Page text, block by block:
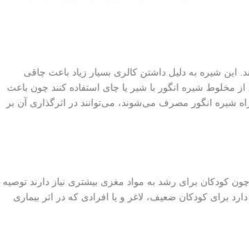
این شیره به دلیل داشتن کالری بسیار زیاد باعث چاقی
مخلوط شیره انگور با شیر یا چای استفاده کنند چون باعث
شیره انگور مصرف می‌شوند، می‌توانند در اثرگذاری آن بر
کودکان برای رشد به مواد مغزی بیشتری نیاز دارند توصیه
برای کودکان ضعیف، لاغر و یا افرادی که در اثر بیماری